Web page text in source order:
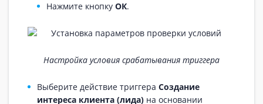
Нажмите кнопку ОК.
Настройка условия срабатывания триггера
Выберите действие триггера Создание
интереса клиента (лида) на основании